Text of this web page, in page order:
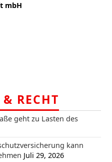
mbH
& RECHT
geht zu Lasten des
kann
Juli 29, 2026